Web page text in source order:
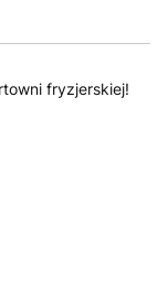
fryzjerskiej!